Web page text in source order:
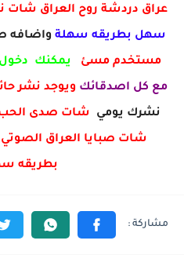
عراق دردشة روح العراق شات
سهل بطريقه سهلة واضافه
مستخدم مسئ يمكنك
مع كل اصدقائك ويوجد نشر
نشرك يومي شات صدى
شات صبايا العراق
بطريقه